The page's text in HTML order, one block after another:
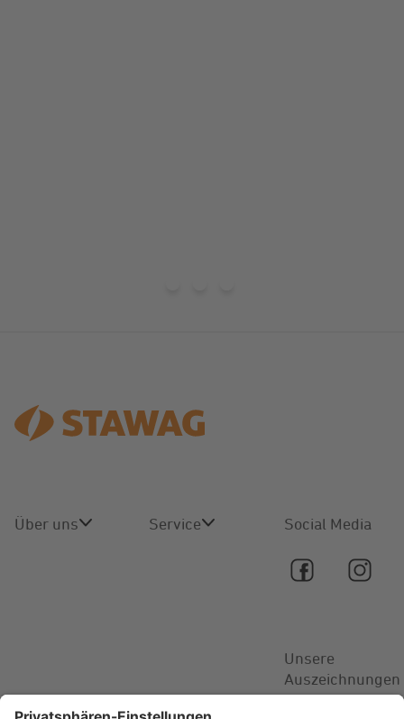
Über uns Service Social Media
Unsere
Auszeichnungen